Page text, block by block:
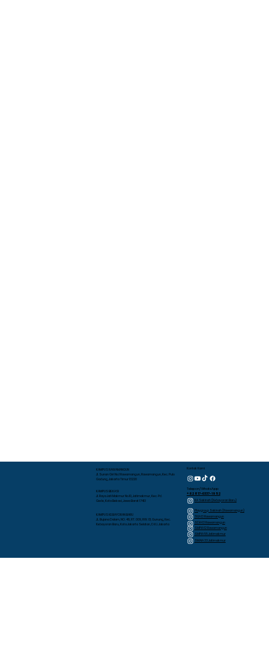
KAMPUS RAWAMANGUN
Jl. Sunan Giri No.1 Rawamangun, Rawamangun, Kec. Pulo
Gadung, Jakarta Timur 13220
KAMPUS BEKASI
Jl. Raya Jati Makmur No.10, Jatimakmur, Kec. Pd.
Gede, Kota Bekasi, Jawa Barat 17413
KAMPUS KEBAYORAN BARU
JL. Bujana Dalam, NO. 48, RT. 009, RW. 01, Gunung, Kec.
Kebayoran Baru, Kota Jakarta Selatan, D.K.I. Jakarta
Kontak Kami
Telepon/WhatsApp
+62 817-0337-1952
RA Sakinah (Kebayoran Baru)
Playgroup Sakinah (Rawamangun)
TKIA 13 Rawamangun
SDIA 13 Rawamangun
SMPIA 12 Rawamangun
SMPIA 55 Jatimakmur
SMAIA 33 Jatimakmur